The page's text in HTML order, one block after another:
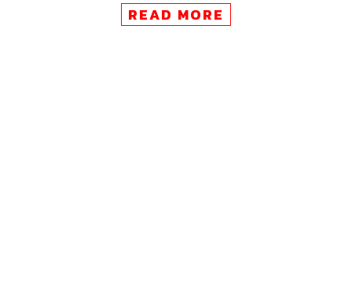
พิกัดใหม่ย่านตลาดน้อยไปแล้วเรียบร้อย
READ MORE